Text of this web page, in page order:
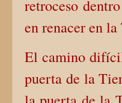
retroceso
en renacer en
El camino
puerta de la